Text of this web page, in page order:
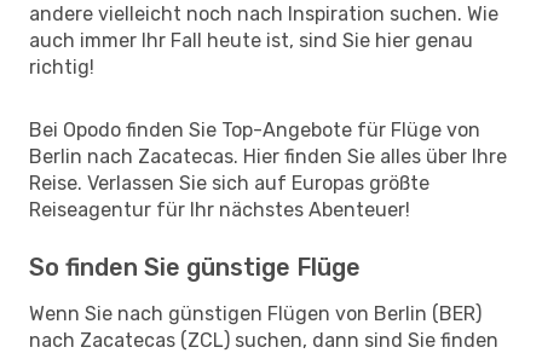
andere vielleicht noch nach Inspiration suchen. Wie
auch immer Ihr Fall heute ist, sind Sie hier genau
richtig!
Bei Opodo finden Sie Top-Angebote für Flüge von
Berlin nach Zacatecas. Hier finden Sie alles über Ihre
Reise. Verlassen Sie sich auf Europas größte
Reiseagentur für Ihr nächstes Abenteuer!
So finden Sie günstige Flüge
Wenn Sie nach günstigen Flügen von Berlin (BER)
nach Zacatecas (ZCL) suchen, dann sind Sie finden